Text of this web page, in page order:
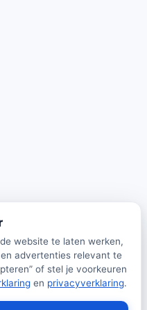
website te laten werken,
advertenties relevant te
of stel je voorkeuren
en privacyverklaring.